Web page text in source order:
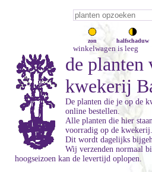
zon halfschaduw
winkelwagen is leeg
de planten
kwekerij
De planten die je op de
online bestellen.
Alle planten die hier
voorradig op de kwekerij.
Dit wordt dagelijks
Wij verzenden normaal
hoogseizoen kan de levertijd oplopen.